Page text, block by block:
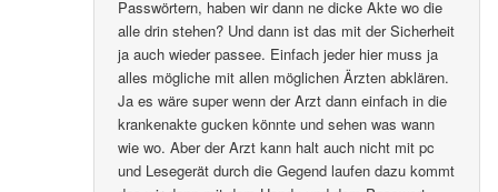
Passwörtern, haben wir dann ne dicke Akte wo die
alle drin stehen? Und dann ist das mit der Sicherheit
ja auch wieder passee. Einfach jeder hier muss ja
alles mögliche mit allen möglichen Ärzten abklären.
Ja es wäre super wenn der Arzt dann einfach in die
krankenakte gucken könnte und sehen was wann
wie wo. Aber der Arzt kann halt auch nicht mit pc
und Lesegerät durch die Gegend laufen dazu kommt